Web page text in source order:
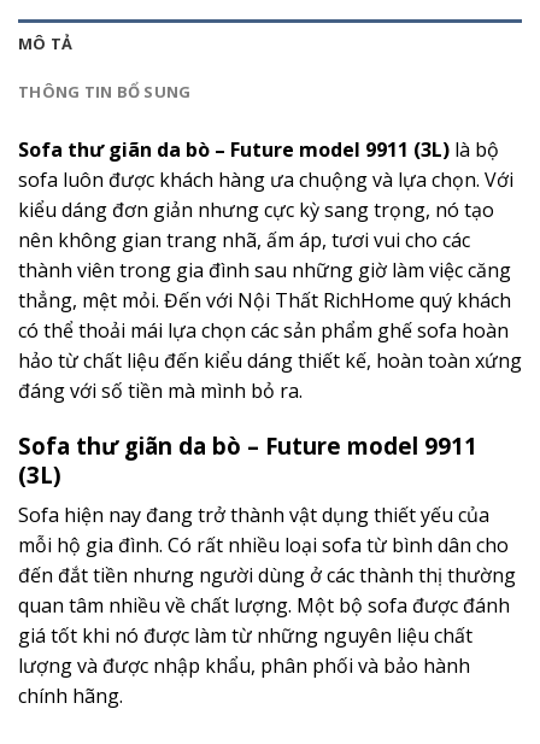
MÔ TẢ
THÔNG TIN BỔ SUNG
Sofa thư giãn da bò – Future model 9911 (3L) là bộ
sofa luôn được khách hàng ưa chuộng và lựa chọn. Với
kiểu dáng đơn giản nhưng cực kỳ sang trọng, nó tạo
nên không gian trang nhã, ấm áp, tươi vui cho các
thành viên trong gia đình sau những giờ làm việc căng
thẳng, mệt mỏi. Đến với Nội Thất RichHome quý khách
có thể thoải mái lựa chọn các sản phẩm ghế sofa hoàn
hảo từ chất liệu đến kiểu dáng thiết kế, hoàn toàn xứng
đáng với số tiền mà mình bỏ ra.
Sofa thư giãn da bò – Future model 9911
(3L)
Sofa hiện nay đang trở thành vật dụng thiết yếu của
mỗi hộ gia đình. Có rất nhiều loại sofa từ bình dân cho
đến đắt tiền nhưng người dùng ở các thành thị thường
quan tâm nhiều về chất lượng. Một bộ sofa được đánh
giá tốt khi nó được làm từ những nguyên liệu chất
lượng và được nhập khẩu, phân phối và bảo hành
chính hãng.